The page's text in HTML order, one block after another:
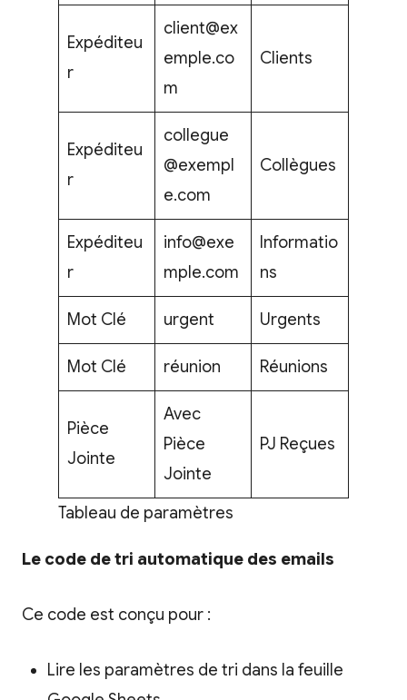
Expéditeu
r
client@ex
emple.co
m
Clients
Expéditeu
r
collegue
@exempl
e.com
Collègues
Expéditeu
r
info@exe
mple.com
Informatio
ns
Mot Clé urgent Urgents
Mot Clé réunion Réunions
Pièce
Jointe
Avec
Pièce
Jointe
PJ Reçues
Tableau de paramètres
Le code de tri automatique des emails
Ce code est conçu pour :
Lire les paramètres de tri dans la feuille